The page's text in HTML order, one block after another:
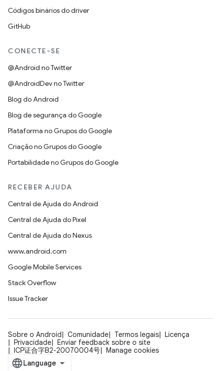
Códigos binários do driver
GitHub
CONECTE-SE
@Android no Twitter
@AndroidDev no Twitter
Blog do Android
Blog de segurança do Google
Plataforma no Grupos do Google
Criação no Grupos do Google
Portabilidade no Grupos do Google
RECEBER AJUDA
Central de Ajuda do Android
Central de Ajuda do Pixel
Central de Ajuda do Nexus
www.android.com
Google Mobile Services
Stack Overflow
Issue Tracker
Sobre o Android Comunidade Termos legais
Licença
Privacidade
Enviar feedback sobre o site
ICP证合字B2-20070004号
Manage cookies